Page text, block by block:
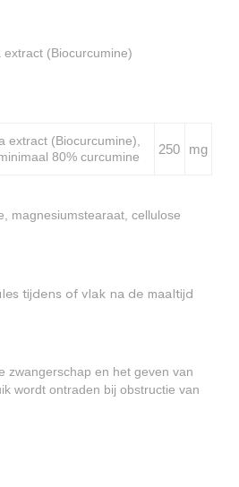
(Biocurcumine)
extract (Biocurcumine),
80% curcumine
250 mg
magnesiumstearaat, cellulose
tijdens of vlak na de maaltijd
zwangerschap en het geven van
wordt ontraden bij obstructie van